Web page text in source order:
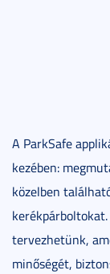
A ParkSafe
kezében:
közelben
tervezhetünk,
minőségét,